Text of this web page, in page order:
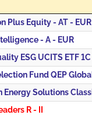
Plus Equity - AT - EUR
- A - EUR
ESG UCITS ETF 1C
R - II